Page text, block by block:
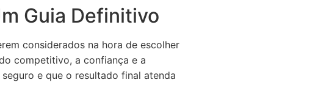
Guia Definitivo
considerados na hora de escolher
competitivo, a confiança e a
e que o resultado final atenda